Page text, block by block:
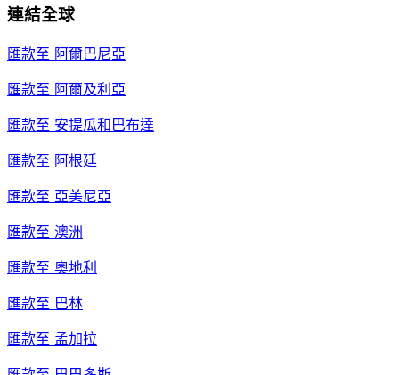
連結全球
匯款至 阿爾巴尼亞
匯款至 阿爾及利亞
匯款至 安提瓜和巴布達
匯款至 阿根廷
匯款至 亞美尼亞
匯款至 澳洲
匯款至 奧地利
匯款至 巴林
匯款至 孟加拉